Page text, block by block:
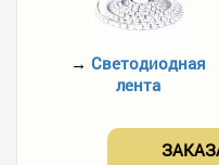
→ Светодиодная
лента